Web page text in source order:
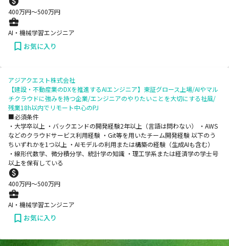
400万円〜500万円
AI・機械学習エンジニア
お気に入り
アジアクエスト株式会社
【建設・不動産業のDXを推進するAIエンジニア】東証グロース上場/AIやマル
チクラウドに強みを持つ企業/エンジニアのやりたいことを大切にする社風/
残業18h以内でリモート中心のPJ
■必須条件
・大学卒以上 ・バックエンドの開発経験2年以上（言語は問わない） ・AWS
などのクラウドサービス利用経験 ・Git等を用いたチーム開発経験 以下のう
ちいずれかを1つ以上 ・AIモデルの利用または構築の経験（生成AIも含む）
・線形代数学、微分積分学、統計学の知識 ・理工学系または経済学の学士号
以上を保有している
400万円〜500万円
AI・機械学習エンジニア
お気に入り